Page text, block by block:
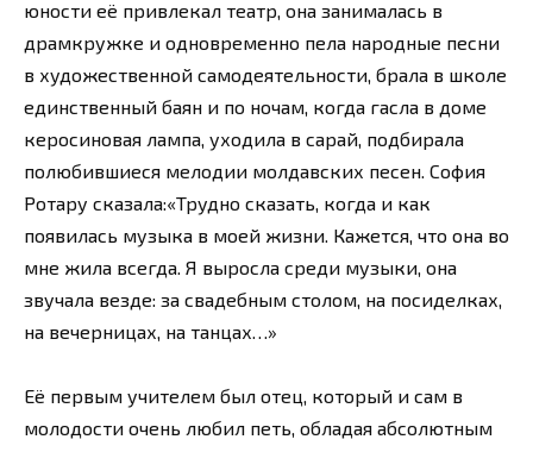
юности её привлекал театр, она занималась в
драмкружке и одновременно пела народные песни
в художественной самодеятельности, брала в школе
единственный баян и по ночам, когда гасла в доме
керосиновая лампа, уходила в сарай, подбирала
полюбившиеся мелодии молдавских песен. София
Ротару сказала:«Трудно сказать, когда и как
появилась музыка в моей жизни. Кажется, что она во
мне жила всегда. Я выросла среди музыки, она
звучала везде: за свадебным столом, на посиделках,
на вечерницах, на танцах…»
Её первым учителем был отец, который и сам в
молодости очень любил петь, обладая абсолютным